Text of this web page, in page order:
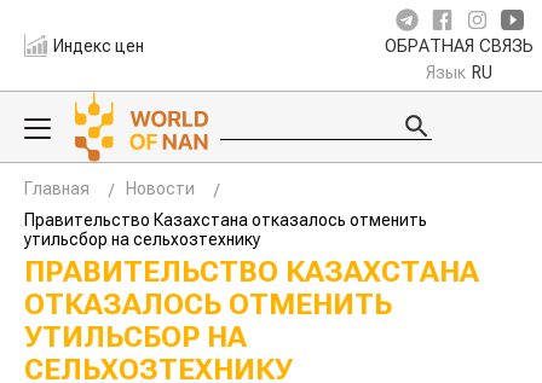
Индекс цен ОБРАТНАЯ СВЯЗЬ
Язык RU
Главная
Новости
Правительство Казахстана отказалось отменить
утильсбор на сельхозтехнику
ПРАВИТЕЛЬСТВО КАЗАХСТАНА
ОТКАЗАЛОСЬ ОТМЕНИТЬ
УТИЛЬСБОР НА
СЕЛЬХОЗТЕХНИКУ